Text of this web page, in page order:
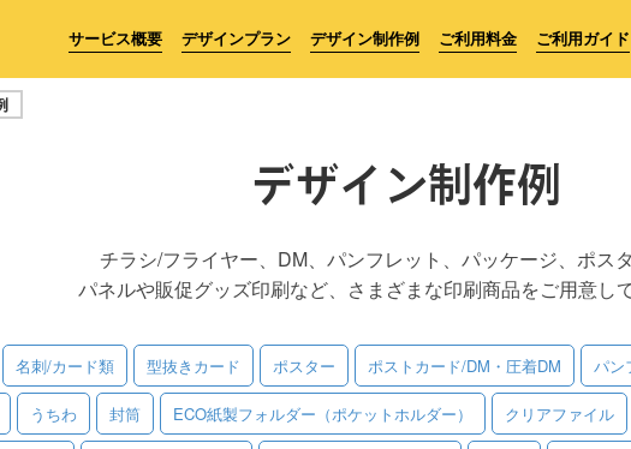
サービス概要 デザインプラン デザイン制作例 ご利用料金 ご利用ガイド
デザイン制作例
チラシ/フライヤー、DM、パンフレット、パッケージ、ポスタ
パネルや販促グッズ印刷など、さまざまな印刷商品をご用意し
名刺/カード類 型抜きカード ポスター ポストカード/DM・圧着DM パン
うちわ 封筒 ECO紙製フォルダー（ポケットホルダー） クリアファイル